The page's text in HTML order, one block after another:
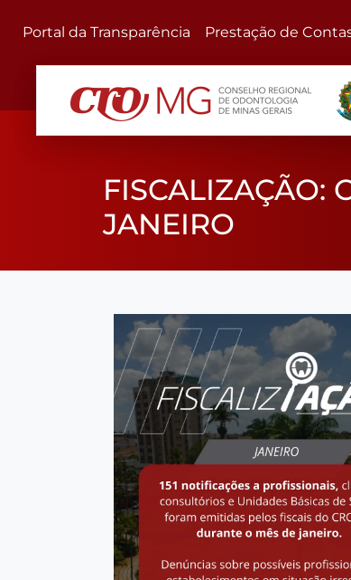
Portal da Transparência Prestação de
FISCALIZAÇÃO:
JANEIRO